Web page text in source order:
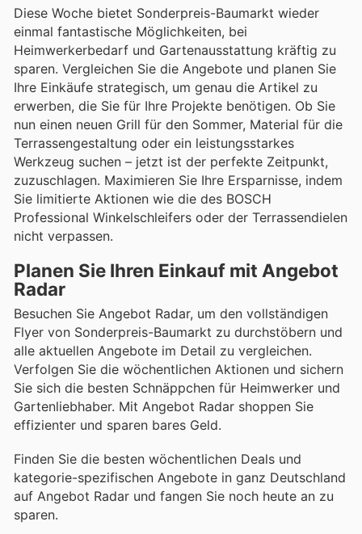
Diese Woche bietet Sonderpreis-Baumarkt wieder
einmal fantastische Möglichkeiten, bei
Heimwerkerbedarf und Gartenausstattung kräftig zu
sparen. Vergleichen Sie die Angebote und planen Sie
Ihre Einkäufe strategisch, um genau die Artikel zu
erwerben, die Sie für Ihre Projekte benötigen. Ob Sie
nun einen neuen Grill für den Sommer, Material für die
Terrassengestaltung oder ein leistungsstarkes
Werkzeug suchen – jetzt ist der perfekte Zeitpunkt,
zuzuschlagen. Maximieren Sie Ihre Ersparnisse, indem
Sie limitierte Aktionen wie die des BOSCH
Professional Winkelschleifers oder der Terrassendielen
nicht verpassen.
Planen Sie Ihren Einkauf mit Angebot
Radar
Besuchen Sie Angebot Radar, um den vollständigen
Flyer von Sonderpreis-Baumarkt zu durchstöbern und
alle aktuellen Angebote im Detail zu vergleichen.
Verfolgen Sie die wöchentlichen Aktionen und sichern
Sie sich die besten Schnäppchen für Heimwerker und
Gartenliebhaber. Mit Angebot Radar shoppen Sie
effizienter und sparen bares Geld.
Finden Sie die besten wöchentlichen Deals und
kategorie-spezifischen Angebote in ganz Deutschland
auf Angebot Radar und fangen Sie noch heute an zu
sparen.